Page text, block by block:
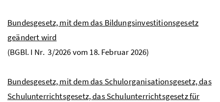
Bundesgesetz, mit dem das Bildungsinvestitionsgesetz
geändert wird
(BGBl. I Nr. 3/2026 vom 18. Februar 2026)
Bundesgesetz, mit dem das Schulorganisationsgesetz, das
Schulunterrichtsgesetz, das Schulunterrichtsgesetz für